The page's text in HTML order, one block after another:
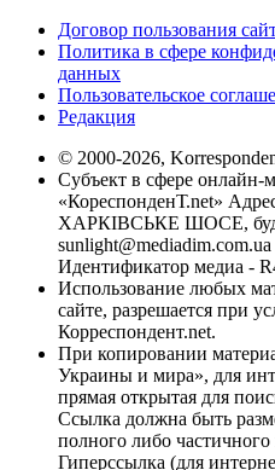
Договор пользования
Политика в сфере
данных
Пользовательское
Редакция
© 2000-2026,
Субъект в сфере онлайн-
«КореспонденТ.net»
ХАРКІВСЬКЕ ШОСЕ,
sunlight@mediadim.com.ua
Идентификатор медиа -
Использование любых
сайте, разрешается при
Корреспондент.net.
При копировании
Украины и мира», для
прямая открытая для
Ссылка должна быть
полного либо
Гиперссылка (для